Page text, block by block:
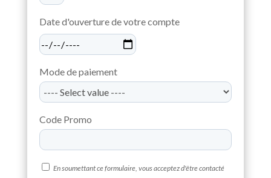
Date d'ouverture de votre compte
Mode de paiement
Code Promo
En soumettant ce formulaire, vous acceptez d'être contacté